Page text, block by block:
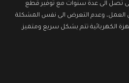
تصل الى عدة سنوات مع توفير قطع
العمل، وعدم التعرض الى نفس المشكلة
الكهربائية تتم بشكل سريع ومتميز.